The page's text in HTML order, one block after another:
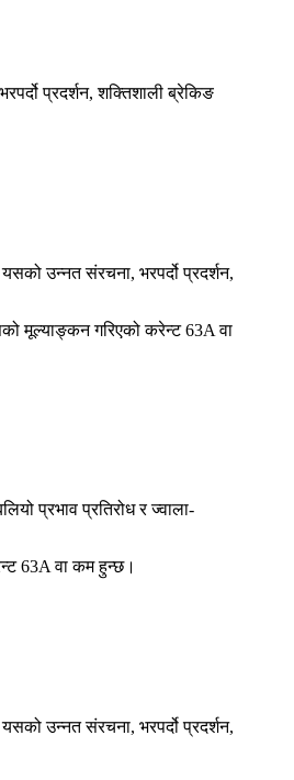
प्रदर्शन, शक्तिशाली ब्रेकिङ
उन्नत संरचना, भरपर्दो प्रदर्शन,
मूल्याङ्कन गरिएको करेन्ट 63A वा
प्रभाव प्रतिरोध र ज्वाला-
63A वा कम हुन्छ।
उन्नत संरचना, भरपर्दो प्रदर्शन,